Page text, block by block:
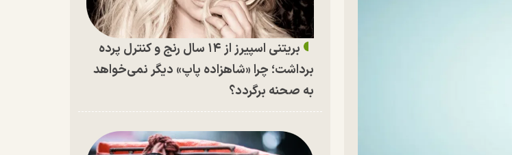
بریتنی اسپیرز از ۱۴ سال رنج و کنترل پرده
برداشت؛ چرا «شاهزاده پاپ» دیگر نمی‌خواهد
به صحنه برگردد؟